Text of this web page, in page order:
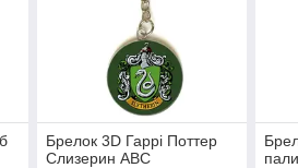
Брелок 3D Гаррі Поттер
Слизерин ABC